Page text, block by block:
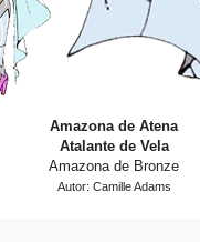
Amazona de Atena
Atalante de Vela
Amazona de Bronze
Autor: Camille Adams